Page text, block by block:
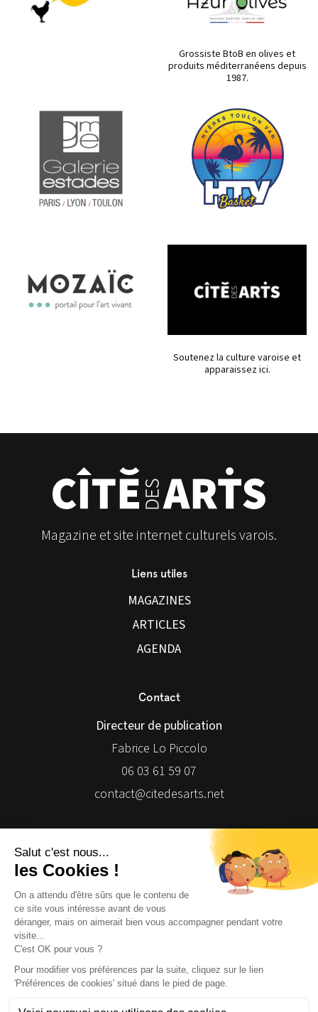
Grossiste BtoB en olives et
produits méditerranéens depuis
1987.
Soutenez la culture varoise et
apparaissez ici.
Magazine et site internet culturels varois.
Liens utiles
MAGAZINES
ARTICLES
AGENDA
Contact
Directeur de publication
Fabrice Lo Piccolo
06 03 61 59 07
contact@citedesarts.net